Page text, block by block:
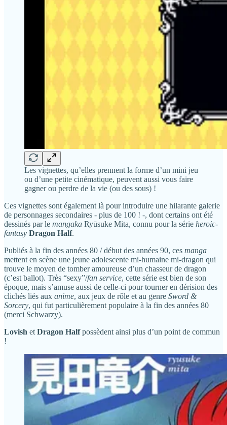
Les vignettes, qu’elles prennent la forme d’un mini jeu
ou d’une petite cinématique, peuvent aussi vous faire
gagner ou perdre de la vie (ou des sous) !
Ces vignettes sont également là pour introduire une hilarante galerie
de personnages secondaires - plus de 100 ! -, dont certains ont été
dessinés par le mangaka Ryūsuke Mita, connu pour la série heroic-
fantasy Dragon Half.
Publiés à la fin des années 80 / début des années 90, ces manga
mettent en scène une jeune adolescente mi-humaine mi-dragon qui
trouve le moyen de tomber amoureuse d’un chasseur de dragon
(c’est ballot). Très “sexy”/fan service, cette série est bien de son
époque, mais s’amuse aussi de celle-ci pour tourner en dérision des
clichés liés aux anime, aux jeux de rôle et au genre Sword &
Sorcery, qui fut particulièrement populaire à la fin des années 80
(merci Schwarzy).
Lovish et Dragon Halfpossèdent ainsi plus d’un point de commun
!